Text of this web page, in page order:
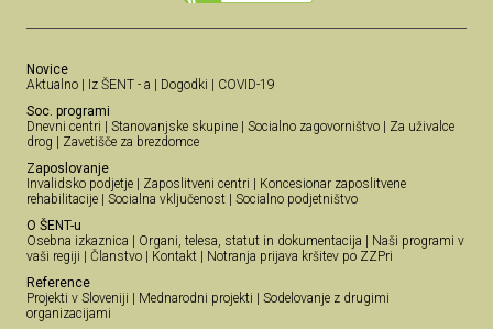
Novice
Aktualno
Iz ŠENT - a Dogodki
COVID-19
Soc. programi
Dnevni centri
Stanovanjske skupine Socialno zagovorništvo
Za uživalce
drog
Zavetišče za brezdomce
Zaposlovanje
Invalidsko podjetje
Zaposlitveni centri
Koncesionar zaposlitvene
rehabilitacije
Socialna vključenost
Socialno podjetništvo
O ŠENT-u
Osebna izkaznica
Organi, telesa, statut in dokumentacija
Naši programi v
vaši regiji
Članstvo Kontakt
Notranja prijava kršitev po ZZPri
Reference
Projekti v Sloveniji
Mednarodni projekti
Sodelovanje z drugimi
organizacijami